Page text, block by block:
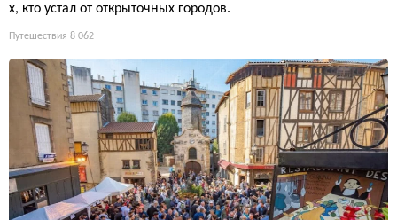
х, кто устал от открыточных городов.
Путешествия 8 062